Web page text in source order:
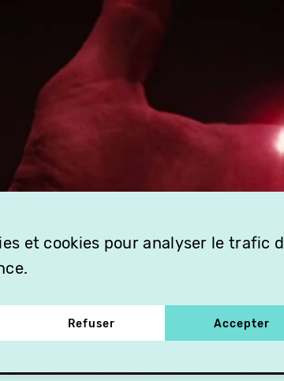
et cookies pour analyser le trafic
Refuser Accepter